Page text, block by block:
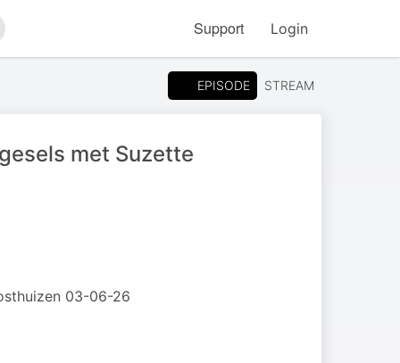
Support Login
EPISODE STREAM
met Suzette
03-06-26